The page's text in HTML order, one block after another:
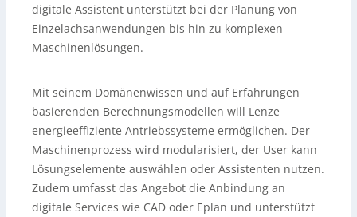
digitale Assistent unterstützt bei der Planung von
Einzelachsanwendungen bis hin zu komplexen
Maschinenlösungen.
Mit seinem Domänenwissen und auf Erfahrungen
basierenden Berechnungsmodellen will Lenze
energieeffiziente Antriebssysteme ermöglichen. Der
Maschinenprozess wird modularisiert, der User kann
Lösungselemente auswählen oder Assistenten nutzen.
Zudem umfasst das Angebot die Anbindung an
digitale Services wie CAD oder Eplan und unterstützt